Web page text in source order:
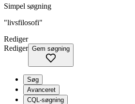
Simpel søgning
"livsfilosofi"
Rediger
Rediger Gem søgning
Søg
Avanceret
CQL-søgning